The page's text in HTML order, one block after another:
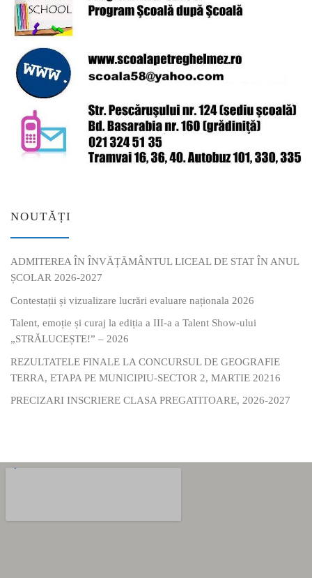
NOUTĂȚI
ADMITEREA ÎN ÎNVĂȚĂMÂNTUL LICEAL DE STAT ÎN ANUL
ȘCOLAR 2026-2027
Contestații și vizualizare lucrări evaluare naționala 2026
Talent, emoție și curaj la ediția a III-a a Talent Show-ului
„STRĂLUCEȘTE!” – 2026
REZULTATELE FINALE LA CONCURSUL DE GEOGRAFIE
TERRA, ETAPA PE MUNICIPIU-SECTOR 2, MARTIE 20216
PRECIZARI INSCRIERE CLASA PREGATITOARE, 2026-2027